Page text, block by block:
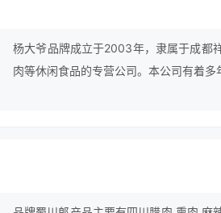
杨大爷品牌成立于2003年，隶属于成都
肉等休闲食品的专营公司。本公司有着